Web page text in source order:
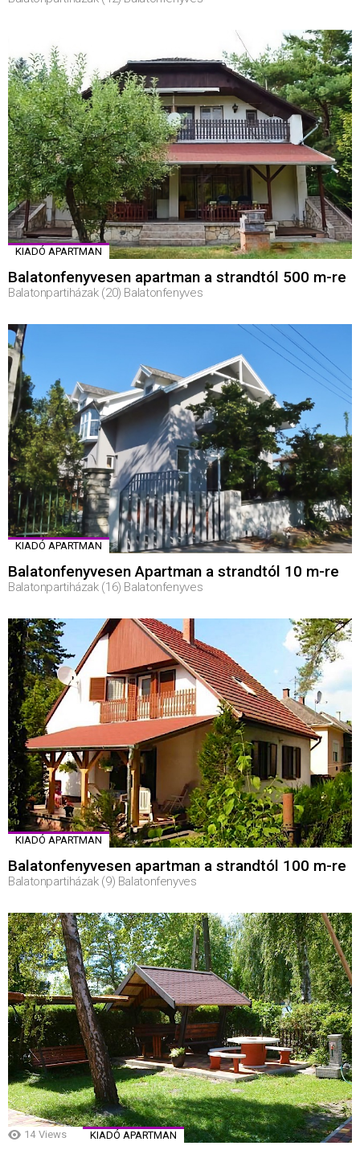
KIADÓ APARTMAN
Balatonfenyvesen apartman a strandtól 500 m-re
Balatonpartiházak (20) Balatonfenyves
KIADÓ APARTMAN
Balatonfenyvesen Apartman a strandtól 10 m-re
Balatonpartiházak (16) Balatonfenyves
KIADÓ APARTMAN
Balatonfenyvesen apartman a strandtól 100 m-re
Balatonpartiházak (9) Balatonfenyves
14 Views KIADÓ APARTMAN